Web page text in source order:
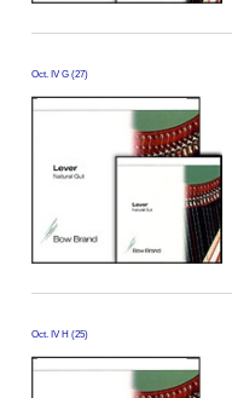
Oct. IV G (27)
Oct. IV H (25)